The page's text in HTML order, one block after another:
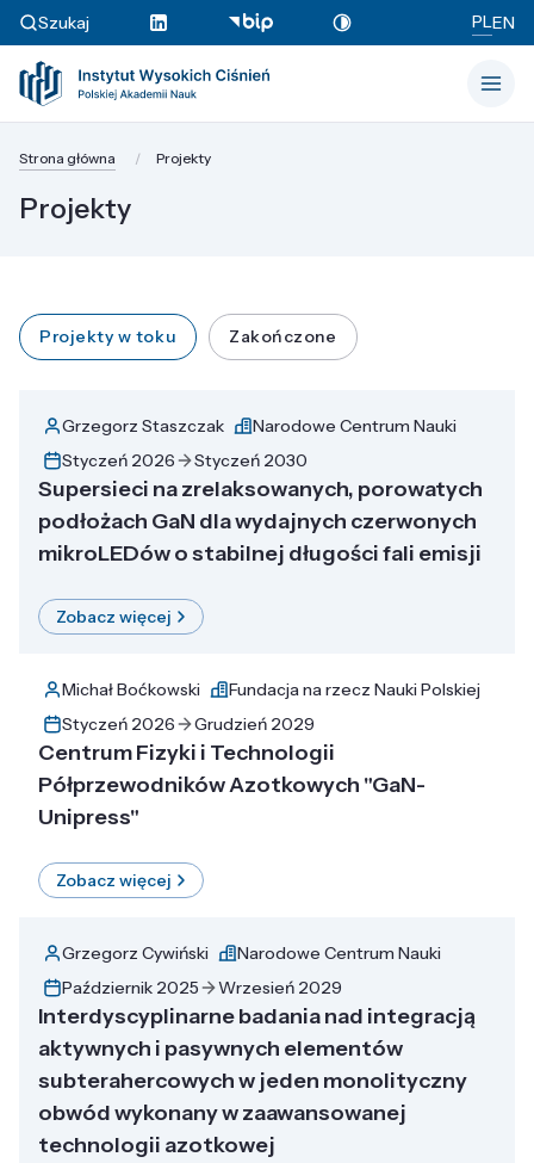
Szukaj PLEN
Strona główna Projekty
Projekty
Projekty w toku Zakończone
Supersieci na zrelaksowanych, porowatych
podłożach GaN dla wydajnych czerwonych
mikroLEDów o stabilnej długości fali emisji
Zobacz więcej
Grzegorz Staszczak
Narodowe Centrum Nauki
Styczeń 2026
Styczeń 2030
Centrum Fizyki i Technologii
Półprzewodników Azotkowych "GaN-
Unipress"
Zobacz więcej
Michał Boćkowski
Fundacja na rzecz Nauki Polskiej
Styczeń 2026
Grudzień 2029
Interdyscyplinarne badania nad integracją
aktywnych i pasywnych elementów
subterahercowych w jeden monolityczny
obwód wykonany w zaawansowanej
technologii azotkowej
Grzegorz Cywiński
Narodowe Centrum Nauki
Październik 2025
Wrzesień 2029